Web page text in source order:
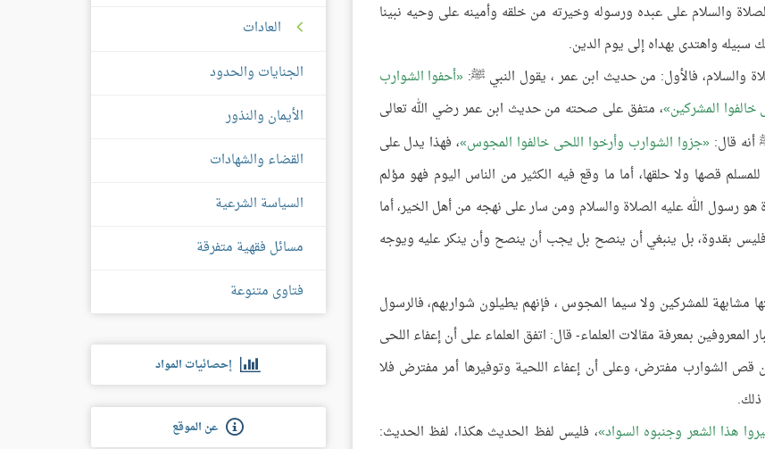
والسلام على عبده ورسوله وخيرته من خلقه وأمينه على وحيه نبينا
سبيله واهتدى بهداه إلى يوم الدين.
والسلام، فالأول: من حديث ابن عمر ، يقول النبي ﷺ: أحفوا الشوارب
المشركين ، متفق على صحته من حديث ابن عمر رضي الله تعالى
قال: جزوا الشوارب وأرخوا اللحى خالفوا المجوس ، فهذا يدل على
قصها ولا حلقها، أما ما وقع فيه الكثير من الناس اليوم فهو مؤلم
رسول الله عليه الصلاة والسلام ومن سار على نهجه من أهل الخير، أما
بقدوة، بل ينبغي أن ينصح بل يجب أن ينصح وأن ينكر عليه ويوجه
مشابهة للمشركين ولا سيما المجوس ، فإنهم يطيلون شواربهم، فالرسول
بمعرفة مقالات العلماء- قال: اتفق العلماء على أن إعفاء اللحى
الشوارب مفترض، وعلى أن إعفاء اللحية وتوفيرها أمر مفترض فلا
هذا الشعر وجنبوه السواد ، فليس لفظ الحديث هكذا، لفظ الحديث:
العادات
الجنايات والحدود
الأيمان والنذور
القضاء والشهادات
السياسة الشرعية
مسائل فقهية متفرقة
فتاوى متنوعة
إحصائيات المواد
عن الموقع